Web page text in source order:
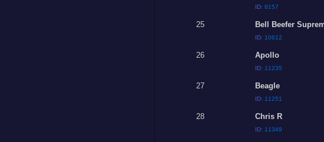
ID: 8157
25 Bell Beefer
ID: 10612
26 Apollo
ID: 11235
27 Beagle
ID: 11251
28 Chris R
ID: 11349